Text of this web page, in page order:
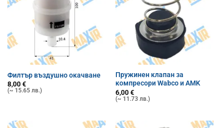
Филтър въздушно окачване
8,00€
(~ 15.65 лв.)
Пружинен клапан за
компресори Wabco и AMK
6,00€
(~ 11.73 лв.)